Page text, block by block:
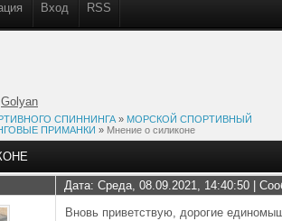
Вход RSS
Golyan
СПИННИНГА » МОРСКОЙ СПОРТИВНЫЙ
ПРИМАНКИ » Мнение о силиконе
Дата: Среда, 08.09.2021, 14:40:50 |
Вновь приветствую, дорогие